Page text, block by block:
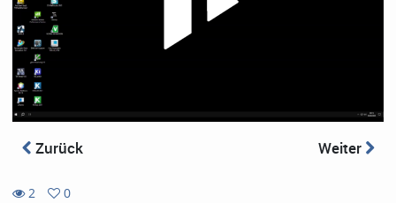
Zurück Weiter
2
0